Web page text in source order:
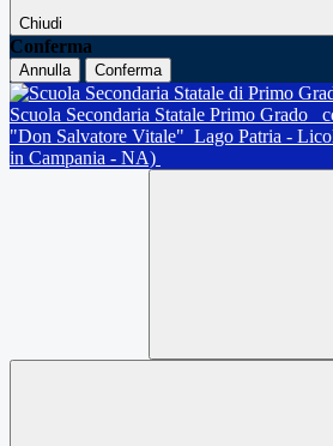
Chiudi
Conferma
Annulla Conferma
Scuola Secondaria Statale Primo Grado
"Don Salvatore Vitale" Lago Patria -
in Campania - NA)